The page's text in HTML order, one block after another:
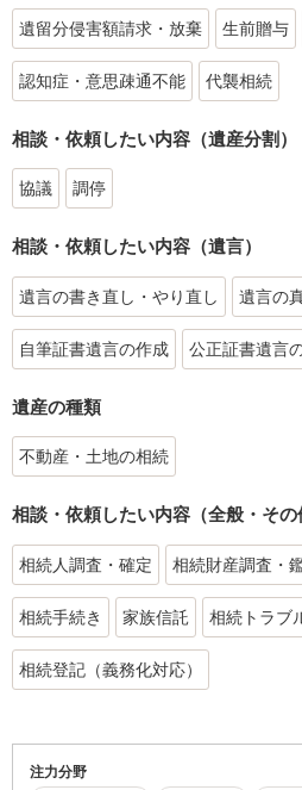
遺留分侵害額請求・放棄 生前贈与
認知症・意思疎通不能 代襲相続
相談・依頼したい内容（遺産分割）
協議 調停
相談・依頼したい内容（遺言）
遺言の書き直し・やり直し 遺言の
自筆証書遺言の作成 公正証書遺言
遺産の種類
不動産・土地の相続
相談・依頼したい内容（全般・その
相続人調査・確定 相続財産調査・
相続手続き 家族信託 相続トラブ
相続登記（義務化対応）
注力分野